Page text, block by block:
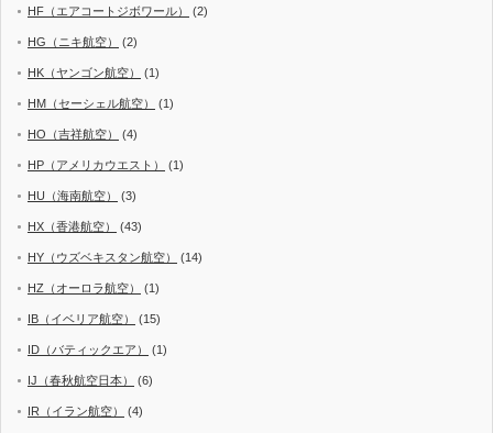
HF（エアコートジボワール） (2)
HG（ニキ航空） (2)
HK（ヤンゴン航空） (1)
HM（セーシェル航空） (1)
HO（吉祥航空） (4)
HP（アメリカウエスト） (1)
HU（海南航空） (3)
HX（香港航空） (43)
HY（ウズベキスタン航空） (14)
HZ（オーロラ航空） (1)
IB（イベリア航空） (15)
ID（バティックエア） (1)
IJ（春秋航空日本） (6)
IR（イラン航空） (4)